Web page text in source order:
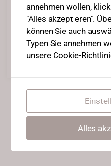
15. April 2020 •
Vorurteile gegenüber
annehmen wollen,
"Alles akzeptieren".
können Sie auch
Typen Sie annehmen
unsere Cookie-
Alles